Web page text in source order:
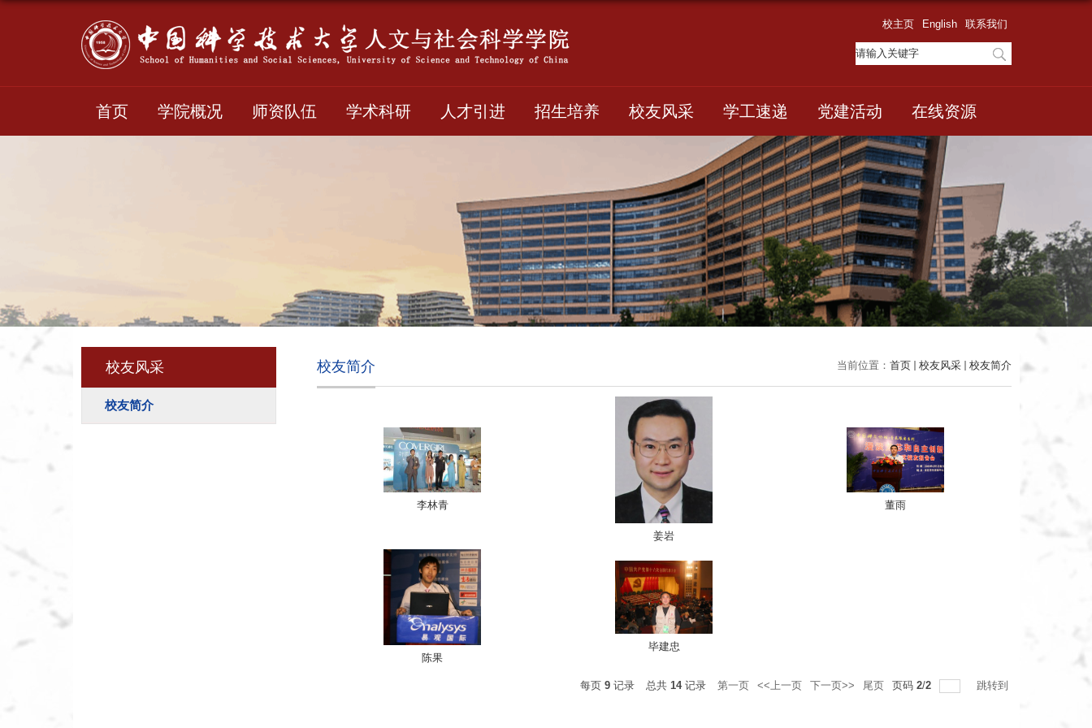
校主页 English 联系我们
首页 学院概况 师资队伍 学术科研 人才引进 招生培养 校友风采 学工速递 党建活动 在线资源
校友风采
校友简介
当前位置： 首页 校友风采 校友简介
校友简介
李林青
姜岩
董雨
陈果
毕建忠
每页 9记录 总共 14记录 第一页 <<上一页 下一页>> 尾页 页码 2/2 跳转到